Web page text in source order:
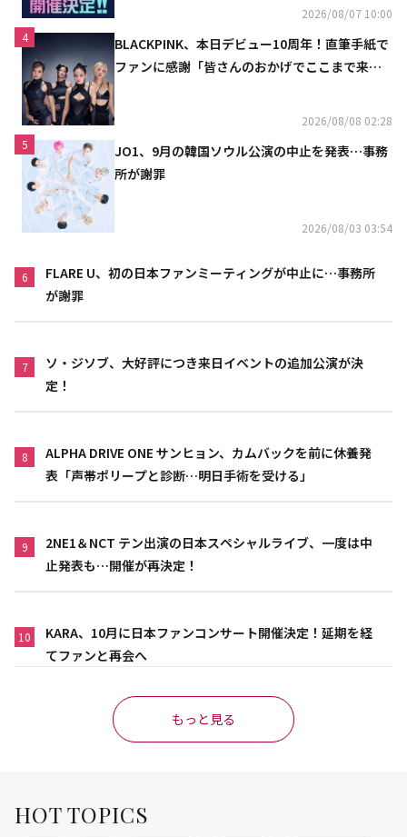
2026/08/07 10:00
4
BLACKPINK、本日デビュー10周年！直筆手紙で
ファンに感謝「皆さんのおかげでここまで来ら
2026/08/08 02:28
5
JO1、9月の韓国ソウル公演の中止を発表…事務
所が謝罪
2026/08/03 03:54
6
FLARE U、初の日本ファンミーティングが中止に…事務所
が謝罪
7
ソ・ジソブ、大好評につき来日イベントの追加公演が決
定！
8
ALPHA DRIVE ONE サンヒョン、カムバックを前に休養発
表「声帯ポリープと診断…明日手術を受ける」
9
2NE1＆NCT テン出演の日本スペシャルライブ、一度は中
止発表も…開催が再決定！
10
KARA、10月に日本ファンコンサート開催決定！延期を経
てファンと再会へ
もっと見る
HOT TOPICS